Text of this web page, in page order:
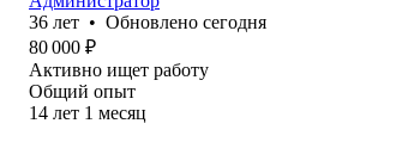
36 лет • Обновлено сегодня
80 000 ₽
Активно ищет работу
Общий опыт
14 лет 1 месяц